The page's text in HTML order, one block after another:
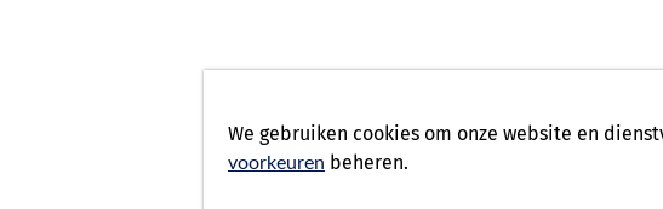
We gebruiken cookies om onze website en
voorkeuren beheren.